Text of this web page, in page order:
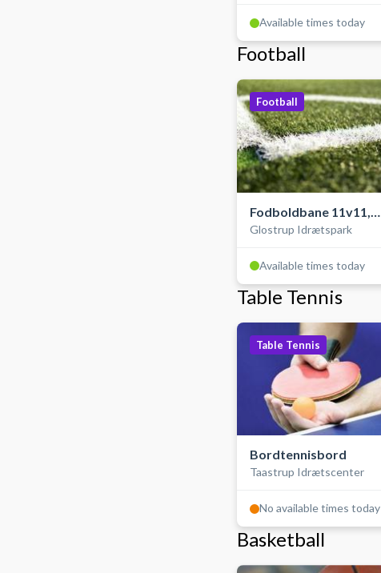
Available times today
Football
Football
Fodboldbane 11v11,
kunstgræs, ude
Glostrup Idrætspark
Available times today
Table Tennis
Table Tennis
Bordtennisbord
Taastrup Idrætscenter
No available times today
Basketball